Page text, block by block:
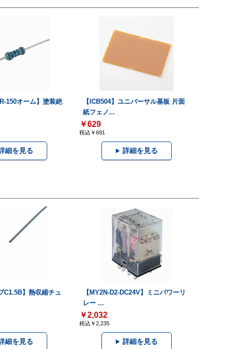
150オーム】塗装絶
細を見る
【ICB504】ユニバーサル基板 片面
紙フェノ...
￥629
税込￥691
詳細を見る
C1.5B】熱収縮チュ
細を見る
【MY2N-D2-DC24V】ミニパワーリ
レー ...
￥2,032
税込￥2,235
詳細を見る